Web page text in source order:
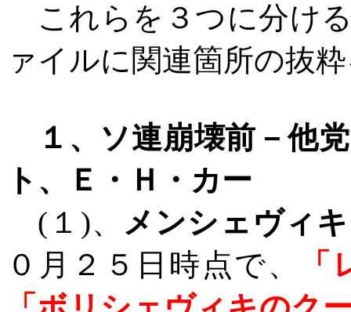
これらを３つに分け
ァイルに関連箇所の抜
１、ソ連崩壊前－他
ト、Ｅ・Ｈ・カー
( １ )、 メンシェヴィ
０月２５日時点で、